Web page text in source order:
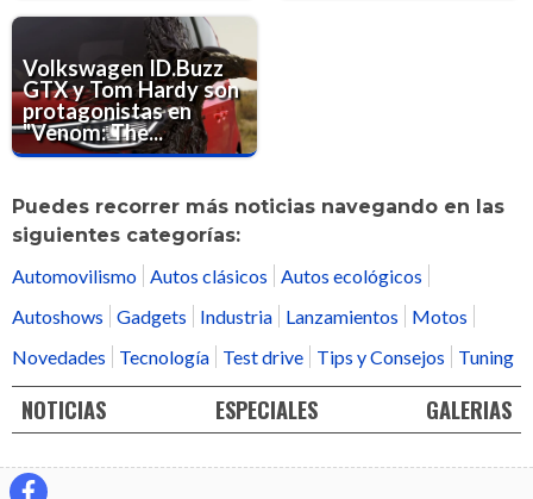
Volkswagen ID.Buzz
GTX y Tom Hardy son
protagonistas en
"Venom: The...
Puedes recorrer más noticias navegando en las
siguientes categorías:
Automovilismo
Autos clásicos
Autos ecológicos
Autoshows
Gadgets Industria Lanzamientos
Motos
Novedades
Tecnología Test drive Tips y Consejos Tuning
NOTICIAS ESPECIALES GALERIAS